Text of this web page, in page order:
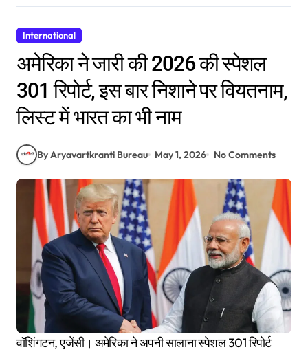
International
अमेरिका ने जारी की 2026 की स्पेशल
301 रिपोर्ट, इस बार निशाने पर वियतनाम,
लिस्ट में भारत का भी नाम
By Aryavartkranti Bureau May 1, 2026 No Comments
वॉशिंगटन, एजेंसी। अमेरिका ने अपनी सालाना स्पेशल 301 रिपोर्ट